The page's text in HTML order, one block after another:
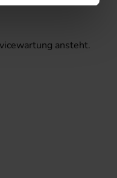
ansteht.